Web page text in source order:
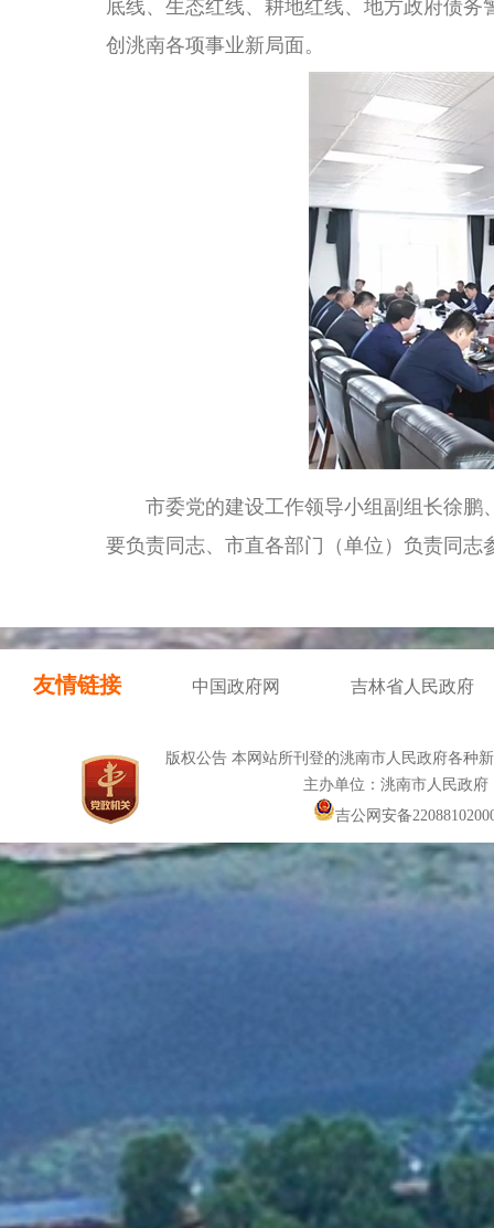
底线、生态红线、耕地红线、地方政府债
创洮南各项事业新局面。
市委党的建设工作领导小组副组长徐鹏
要负责同志、市直各部门（单位）负责同
友情链接 中国政府网 吉林省人民政府
版权公告 本网站所刊登的洮南市人民政府各种
主办单位：洮南市人民政
吉公网安备